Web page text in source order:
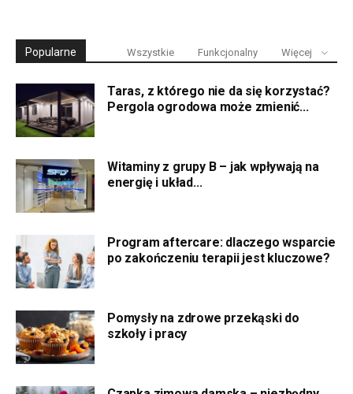
Popularne Wszystkie Funkcjonalny Więcej
Taras, z którego nie da się korzystać?
Pergola ogrodowa może zmienić...
Witaminy z grupy B – jak wpływają na
energię i układ...
Program aftercare: dlaczego wsparcie
po zakończeniu terapii jest kluczowe?
Pomysły na zdrowe przekąski do
szkoły i pracy